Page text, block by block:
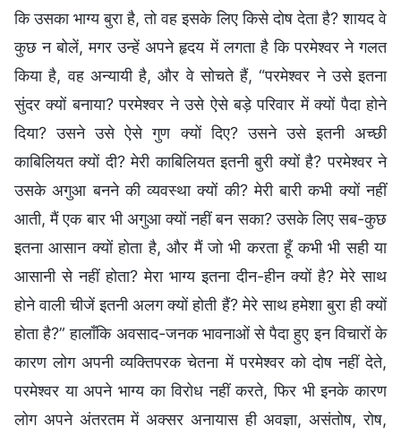
कि उसका भाग्य बुरा है, तो वह इसके लिए किसे दोष देता है? शायद वे
कुछ न बोलें, मगर उन्हें अपने हृदय में लगता है कि परमेश्वर ने गलत
किया है, वह अन्यायी है, और वे सोचते हैं, “परमेश्वर ने उसे इतना
सुंदर क्यों बनाया? परमेश्वर ने उसे ऐसे बड़े परिवार में क्यों पैदा होने
दिया? उसने उसे ऐसे गुण क्यों दिए? उसने उसे इतनी अच्छी
काबिलियत क्यों दी? मेरी काबिलियत इतनी बुरी क्यों है? परमेश्वर ने
उसके अगुआ बनने की व्यवस्था क्यों की? मेरी बारी कभी क्यों नहीं
आती, मैं एक बार भी अगुआ क्यों नहीं बन सका? उसके लिए सब-कुछ
इतना आसान क्यों होता है, और मैं जो भी करता हूँ कभी भी सही या
आसानी से नहीं होता? मेरा भाग्य इतना दीन-हीन क्यों है? मेरे साथ
होने वाली चीजें इतनी अलग क्यों होती हैं? मेरे साथ हमेशा बुरा ही क्यों
होता है?” हालाँकि अवसाद-जनक भावनाओं से पैदा हुए इन विचारों के
कारण लोग अपनी व्यक्तिपरक चेतना में परमेश्वर को दोष नहीं देते,
परमेश्वर या अपने भाग्य का विरोध नहीं करते, फिर भी इनके कारण
लोग अपने अंतरतम में अक्सर अनायास ही अवज्ञा, असंतोष, रोष,